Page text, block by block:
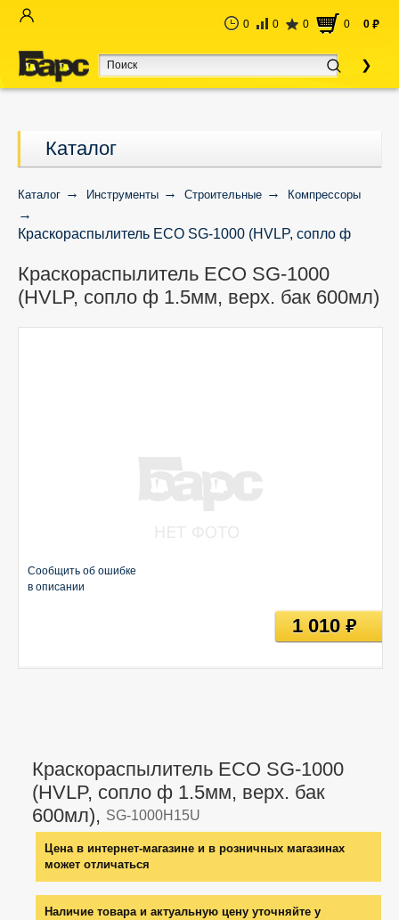
0 0 0 0 0 руб
Каталог
Каталог Инструменты Строительные Компрессоры
Краскораспылитель ECO SG-1000 (HVLP, сопло ф
Краскораспылитель ECO SG-1000
(HVLP, сопло ф 1.5мм, верх. бак 600мл)
Краскораспылитель ECO SG-1000
(HVLP, сопло ф 1.5мм, верх. бак
600мл), SG-1000H15U
Цена в интернет-магазине и в розничных магазинах
может отличаться
Наличие товара и актуальную цену уточняйте у
Сообщить об ошибке
в описании
1 010руб